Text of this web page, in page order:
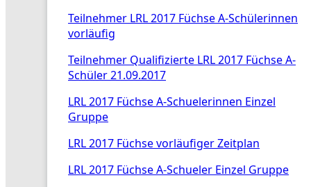
Teilnehmer LRL 2017 Füchse A-Schülerinnen
vorläufig
Teilnehmer Qualifizierte LRL 2017 Füchse A-
Schüler 21.09.2017
LRL 2017 Füchse A-Schuelerinnen Einzel
Gruppe
LRL 2017 Füchse vorläufiger Zeitplan
LRL 2017 Füchse A-Schueler Einzel Gruppe